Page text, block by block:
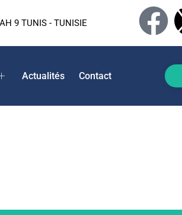
9 TUNIS - TUNISIE
Actualités Contact